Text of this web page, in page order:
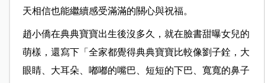
天相信也能繼續感受滿滿的關心與祝福。
趙小僑在典典寶寶出生後沒多久，就在臉書甜曝女兒的
萌樣，還寫下「全家都覺得典典寶寶比較像劉子銓，大
眼睛、大耳朵、嘟嘟的嘴巴、短短的下巴、寬寬的鼻子